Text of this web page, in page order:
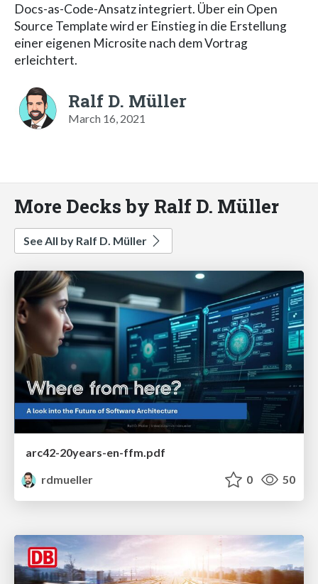
Docs-as-Code-Ansatz integriert. Über ein Open
Source Template wird er Einstieg in die Erstellung
einer eigenen Microsite nach dem Vortrag
erleichtert.
Ralf D. Müller
March 16, 2021
More Decks by Ralf D. Müller
See All by Ralf D. Müller
arc42-20years-en-ffm.pdf
rdmueller
0 50